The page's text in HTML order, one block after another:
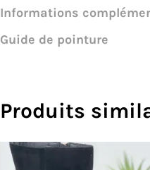
Informations
Guide de pointure
Produits